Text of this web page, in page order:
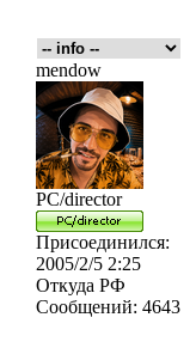
mendow
PC/director
Присоединился:
2005/2/5 2:25
Откуда РФ
Сообщений: 4643